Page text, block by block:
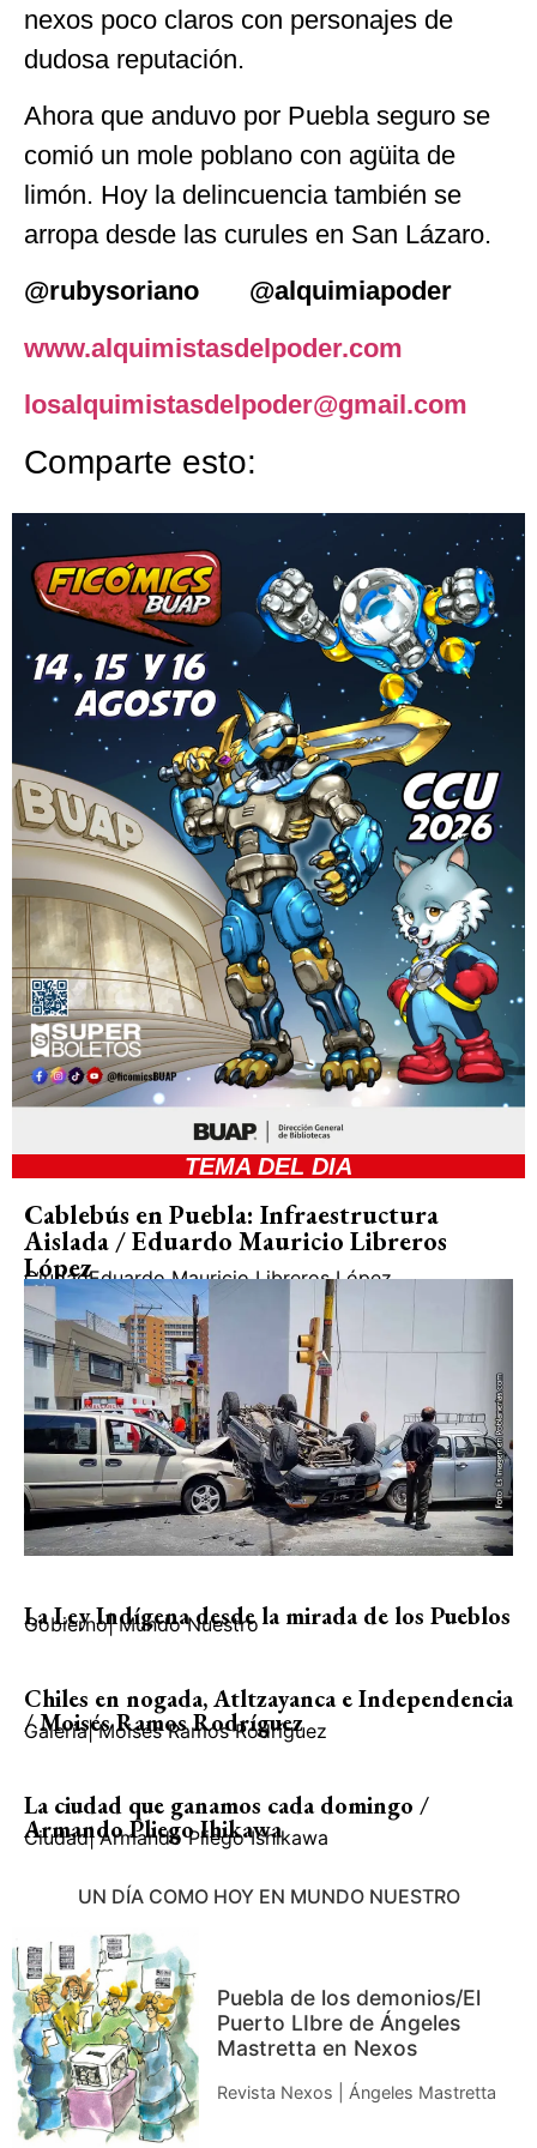
nexos poco claros con personajes de
dudosa reputación.
Ahora que anduvo por Puebla seguro se
comió un mole poblano con agüita de
limón. Hoy la delincuencia también se
arropa desde las curules en San Lázaro.
@rubysoriano @alquimiapoder
www.alquimistasdelpoder.com
losalquimistasdelpoder@gmail.com
Comparte esto:
TEMA DEL DIA
Cablebús en Puebla: Infraestructura
Aislada / Eduardo Mauricio Libreros
López
CiudadEduardo Mauricio Libreros López
La Ley Indígena desde la mirada de los Pueblos
Gobierno| Mundo Nuestro
Chiles en nogada, Atltzayanca e Independencia
/ Moisés Ramos Rodríguez
Galería| Moisés Ramos Rodríguez
La ciudad que ganamos cada domingo /
Armando Pliego Ihikawa
Ciudad| Armando Pliego Ishikawa
UN DÍA COMO HOY EN MUNDO NUESTRO
Puebla de los demonios/El
Puerto LIbre de Ángeles
Mastretta en Nexos
Revista Nexos | Ángeles Mastretta